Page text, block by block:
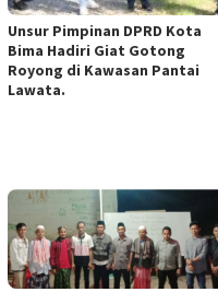
Unsur Pimpinan DPRD Kota
Bima Hadiri Giat Gotong
Royong di Kawasan Pantai
Lawata.